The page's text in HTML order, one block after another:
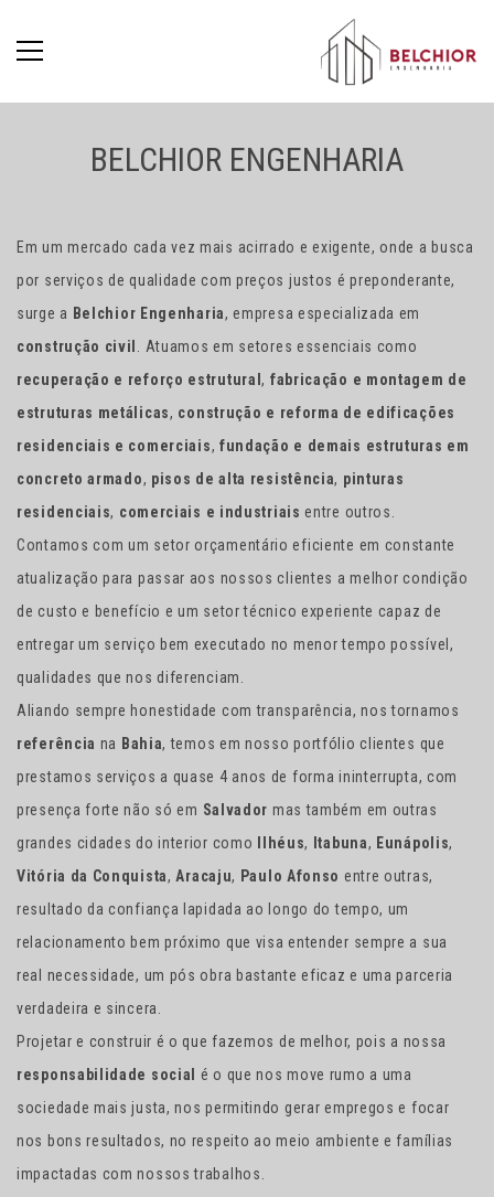
BELCHIOR ENGENHARIA
Em um mercado cada vez mais acirrado e exigente, onde a busca
por serviços de qualidade com preços justos é preponderante,
surge a Belchior Engenharia, empresa especializada em
construção civil . Atuamos em setores essenciais como
recuperação e reforço estrutural, fabricação e montagem de
estruturas metálicas, construção e reforma de edificações
residenciais e comerciais, fundação e demais estruturas em
concreto armado, pisos de alta resistência, pinturas
residenciais, comerciais e industriais entre outros.
Contamos com um setor orçamentário eficiente em constante
atualização para passar aos nossos clientes a melhor condição
de custo e benefício e um setor técnico experiente capaz de
entregar um serviço bem executado no menor tempo possível,
qualidades que nos diferenciam.
Aliando sempre honestidade com transparência, nos tornamos
referência na Bahia, temos em nosso portfólio clientes que
prestamos serviços a quase 4 anos de forma ininterrupta, com
presença forte não só em Salvador mas também em outras
grandes cidades do interior como
Ilhéus, Itabuna, Eunápolis,
Vitória da Conquista,Aracaju, Paulo Afonso entre outras,
resultado da confiança lapidada ao longo do tempo, um
relacionamento bem próximo que visa entender sempre a sua
real necessidade, um pós obra bastante eficaz e uma parceria
verdadeira e sincera.
Projetar e construir é o que fazemos de melhor, pois a nossa
responsabilidade social
é o que nos move rumo a uma
sociedade mais justa, nos permitindo gerar empregos e focar
nos bons resultados, no respeito ao meio ambiente e famílias
impactadas com nossos trabalhos.